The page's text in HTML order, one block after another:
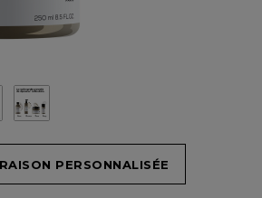
PERSONNALISÉE